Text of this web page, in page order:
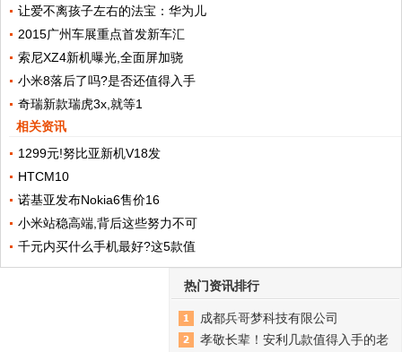
让爱不离孩子左右的法宝：华为儿
2015广州车展重点首发新车汇
索尼XZ4新机曝光,全面屏加骁
小米8落后了吗?是否还值得入手
奇瑞新款瑞虎3x,就等1
相关资讯
1299元!努比亚新机V18发
HTCM10
诺基亚发布Nokia6售价16
小米站稳高端,背后这些努力不可
千元内买什么手机最好?这5款值
热门资讯排行
成都兵哥梦科技有限公司
孝敬长辈！安利几款值得入手的老